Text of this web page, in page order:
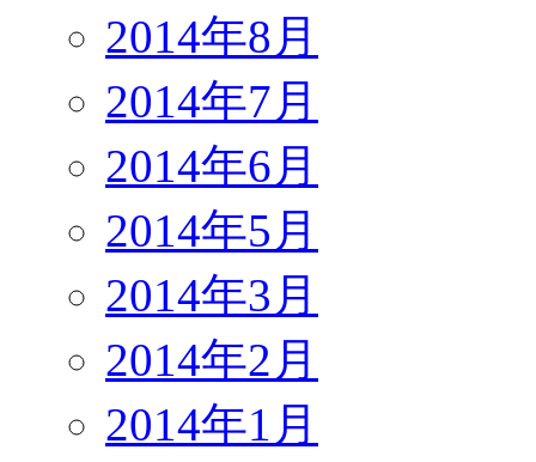
2014年8月
2014年7月
2014年6月
2014年5月
2014年3月
2014年2月
2014年1月